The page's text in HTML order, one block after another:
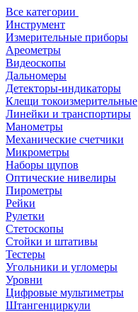
Все категории
Инструмент
Измерительные приборы
Ареометры
Видеоскопы
Дальномеры
Детекторы-индикаторы
Клещи токоизмерительные
Линейки и транспортиры
Манометры
Механические счетчики
Микрометры
Наборы щупов
Оптические нивелиры
Пирометры
Рейки
Рулетки
Стетоскопы
Стойки и штативы
Тестеры
Угольники и угломеры
Уровни
Цифровые мультиметры
Штангенциркули